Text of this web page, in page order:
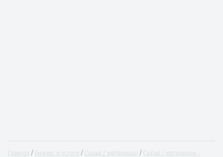
Главная Бизнес и услуги Сырьё / материалы
Сырьё / материалы -